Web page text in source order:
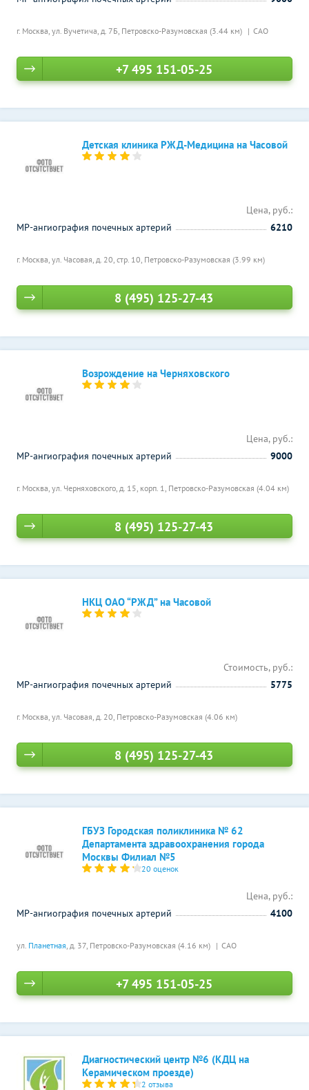
г. Москва, ул. Вучетича, д. 7Б, Петровско-Разумовская (3.44 км) САО
+7 495 151-05-25
Детская клиника РЖД-Медицина на Часовой
г. Москва, ул. Часовая, д. 20, стр. 10, Петровско-Разумовская (3.99 км)
Цена, руб.:
МР-ангиография почечных артерий
6210
8 (495) 125-27-43
Возрождение на Черняховского
г. Москва, ул. Черняховского, д. 15, корп. 1, Петровско-Разумовская (4.04 км)
Цена, руб.:
МР-ангиография почечных артерий
9000
8 (495) 125-27-43
НКЦ ОАО “РЖД” на Часовой
г. Москва, ул. Часовая, д. 20, Петровско-Разумовская (4.06 км)
Стоимость, руб.:
МР-ангиография почечных артерий
5775
8 (495) 125-27-43
ГБУЗ Городская поликлиника № 62
Департамента здравоохранения города
Москвы Филиал №5
20 оценок
ул. Планетная, д. 37, Петровско-Разумовская (4.16 км) САО
Цена, руб.:
МР-ангиография почечных артерий
4100
+7 495 151-05-25
Диагностический центр №6 (КДЦ на
Керамическом проезде)
2 отзыва